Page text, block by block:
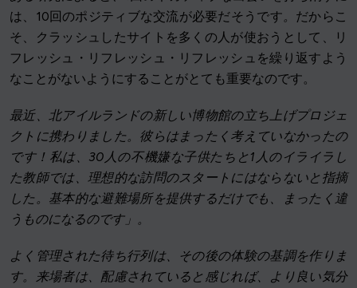
は、10回のポジティブな交流が必要だそうです。 だからこ
そ、クラッシュしたサイトを多くの人が使おうとして、リ
フレッシュ・リフレッシュ・リフレッシュを繰り返すよう
なことがないようにすることがとても重要なのです。
最近、北アイルランドの新しい博物館の立ち上げプロジェ
クトに携わりました。彼らはまったく考えていなかったの
です！私は、30人の不機嫌な子供たちと1人のイライラし
た教師では、理想的な訪問のスタートにはならないと指摘
した。基本的な避難場所を提供するだけでも、まったく違
うものになるのです」。
よく管理された待ち行列は、その後の体験の基調を作りま
す。来場者は、配慮されていると感じれば、より良い気分